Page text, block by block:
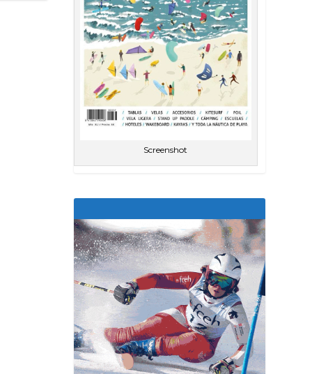
Screenshot